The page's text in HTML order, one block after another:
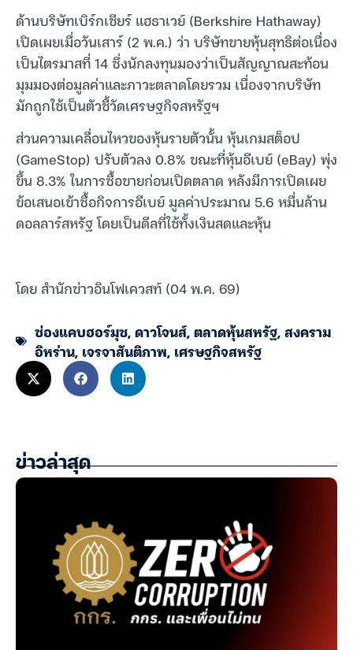
ด้านบริษัทเบิร์กเชียร์ แฮธาเวย์ (Berkshire Hathaway)
เปิดเผยเมื่อวันเสาร์ (2 พ.ค.) ว่า บริษัทขายหุ้นสุทธิต่อเนื่อง
เป็นไตรมาสที่ 14 ซึ่งนักลงทุนมองว่าเป็นสัญญาณสะท้อน
มุมมองต่อมูลค่าและภาวะตลาดโดยรวม เนื่องจากบริษัท
มักถูกใช้เป็นตัวชี้วัดเศรษฐกิจสหรัฐฯ
ส่วนความเคลื่อนไหวของหุ้นรายตัวนั้น หุ้นเกมสต็อป
(GameStop) ปรับตัวลง 0.8% ขณะที่หุ้นอีเบย์ (eBay) พุ่ง
ขึ้น 8.3% ในการซื้อขายก่อนเปิดตลาด หลังมีการเปิดเผย
ข้อเสนอเข้าซื้อกิจการอีเบย์ มูลค่าประมาณ 5.6 หมื่นล้าน
ดอลลาร์สหรัฐ โดยเป็นดีลที่ใช้ทั้งเงินสดและหุ้น
โดย สำนักข่าวอินโฟเควสท์ (04 พ.ค. 69)
ช่องแคบฮอร์มุซ,ดาวโจนส์,ตลาดหุ้นสหรัฐ,สงคราม
อิหร่าน, เจรจาสันติภาพ, เศรษฐกิจสหรัฐ
ข่าวล่าสุด